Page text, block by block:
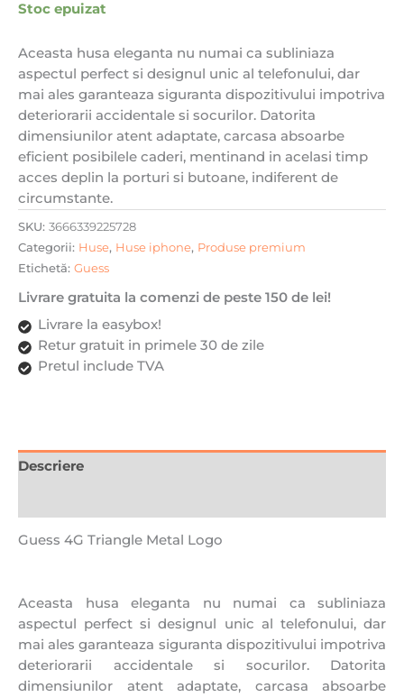
Stoc epuizat
Aceasta husa eleganta nu numai ca subliniaza
aspectul perfect si designul unic al telefonului, dar
mai ales garanteaza siguranta dispozitivului impotriva
deteriorarii accidentale si socurilor. Datorita
dimensiunilor atent adaptate, carcasa absoarbe
eficient posibilele caderi, mentinand in acelasi timp
acces deplin la porturi si butoane, indiferent de
circumstante.
SKU: 3666339225728
Categorii: Huse, Huse iphone, Produse premium
Etichetă: Guess
Livrare gratuita la comenzi de peste 150 de lei!
Livrare la easybox!
Retur gratuit in primele 30 de zile
Pretul include TVA
Descriere
Guess 4G Triangle Metal Logo
Aceasta husa eleganta nu numai ca subliniaza
aspectul perfect si designul unic al telefonului, dar
mai ales garanteaza siguranta dispozitivului impotriva
deteriorarii accidentale si socurilor. Datorita
dimensiunilor atent adaptate, carcasa absoarbe